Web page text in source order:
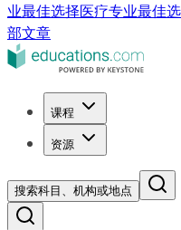
业最佳选择医疗专业最佳
部文章
课程
资源
搜索科目、机构或地点